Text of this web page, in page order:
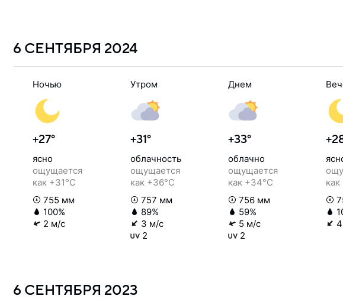
6 СЕНТЯБРЯ 2024
Ночью
+27°
ясно
ощущается
как +31°C
755 мм
100%
2 м/с
Утром
+31°
облачность
ощущается
как +36°C
757 мм
89%
3 м/с
2
Днем
+33°
облачно
ощущается
как +34°C
756 мм
59%
5 м/с
2
как
6 СЕНТЯБРЯ 2023